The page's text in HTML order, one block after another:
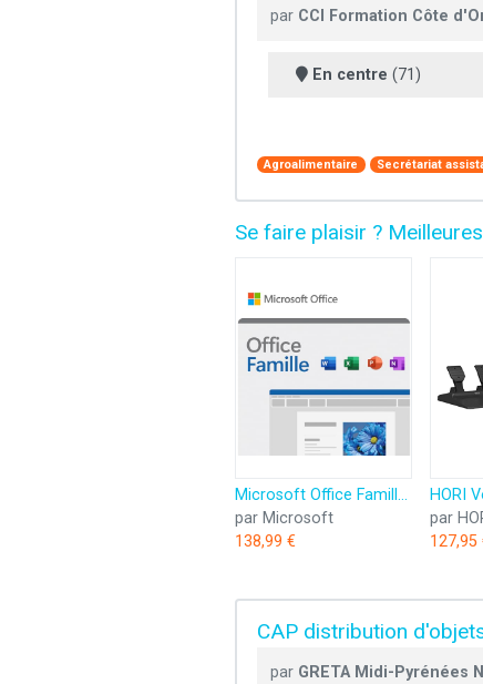
par CCI Formation Côte
En centre (71)
Agroalimentaire Secrétariat
Se faire plaisir ?
Microsoft Office Famille 2024 | Code d'activation envoyé par email
par Microsoft
138,99 €
par
127,95
CAP distribution
par GRETA Midi-Pyrénées